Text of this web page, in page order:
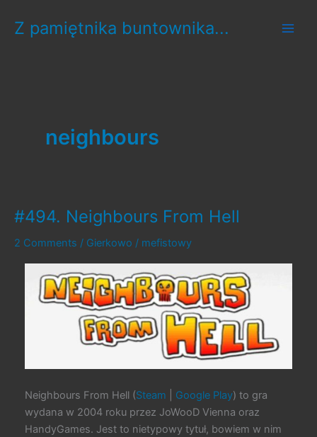
content
Z pamiętnika buntownika...
neighbours
#494. Neighbours From Hell
2 Comments / Gierkowo / mefistowy
Neighbours From Hell (Steam Google Play) to gra
wydana w 2004 roku przez JoWooD Vienna oraz
HandyGames. Jest to nietypowy tytuł, bowiem w nim